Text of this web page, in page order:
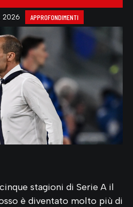
2026 APPROFONDIMENTI
stagioni di Serie A il
è diventato molto più di